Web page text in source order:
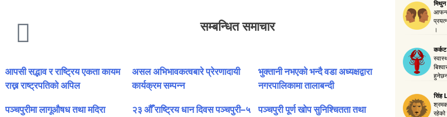
सम्बन्धित समाचार
आपसी सद्भाव र राष्ट्रिय एकता कायम
राख्न राष्ट्रपतिको अपिल
असल अभिभावकत्वबारे प्रेरणादायी
कार्यक्रम सम्पन्न
भुक्तानी नभएको भन्दै वडा अध्यक्षद्वारा
नगरपालिकामा तालाबन्दी
पञ्चपुरीमा लागूऔषध तथा मदिरा
२३ औँ राष्ट्रिय धान दिवस पञ्चपुरी–५
पञ्चपुरी पूर्ण खोप सुनिश्चितता तथा